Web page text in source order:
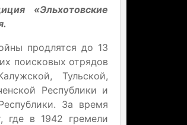
«Эльхотовские
продлятся до 13
поисковых отрядов
Тульской,
Республики и
За время
где в 1942 гремели